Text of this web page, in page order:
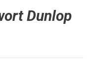
Dunlop